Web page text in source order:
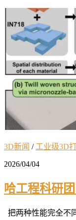
3D新闻 / 工业级3D
2026/04/04
哈工程科研
把两种性能完全不